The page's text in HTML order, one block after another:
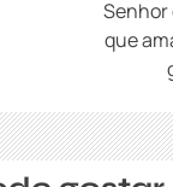
Senhor
que